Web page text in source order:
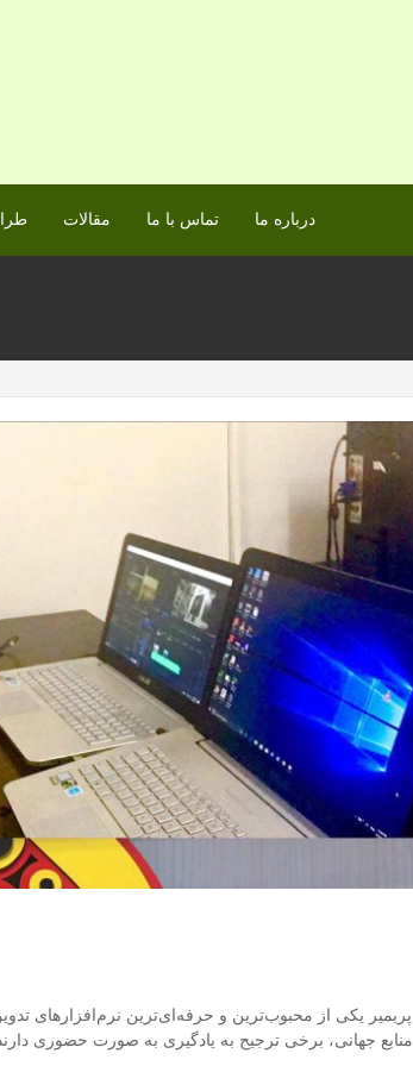
مقالات تماس با ما درباره ما
پریمیر یکی از محبوب‌ترین و حرفه‌ای‌ترین نرم‌افزارهای
منابع جهانی، برخی ترجیح به یادگیری به صورت حضوری